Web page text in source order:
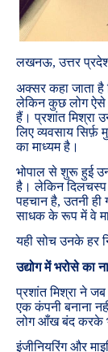
लखनऊ, उत्तर
अक्सर कहा जाता
लेकिन कुछ लोग ऐसे
हैं। प्रशांत मिश्रा
लिए व्यवसाय सिर्फ़
का माध्यम है।
भोपाल से शुरू हुई
है। लेकिन दिलचस्प
पहचान है, उतनी ही
साधक के रूप में वे
यही सोच उनके हर
उद्योग में भरोसे का
प्रशांत मिश्रा ने
एक कंपनी बनाना
लोग आँख बंद करके
इंजीनियरिंग और